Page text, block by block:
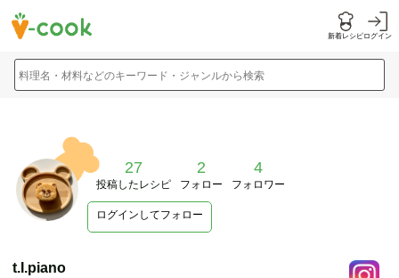
新着レシピログイン
料理名・材料などのキーワード・ジャンルから検索
27
投稿したレシピ
2
フォロー
4
フォロワー
ログインしてフォロー
t.I.piano